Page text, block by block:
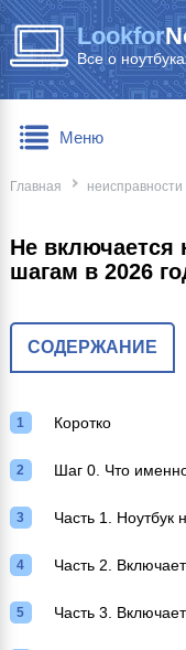
Lookfor
Все о
Главная неисправности
Не включается
шагам в 2026
СОДЕРЖАНИЕ
Коротко
Шаг 0. Что
Часть 1. Ноутбук
Часть 2.
Часть 3.
Меню